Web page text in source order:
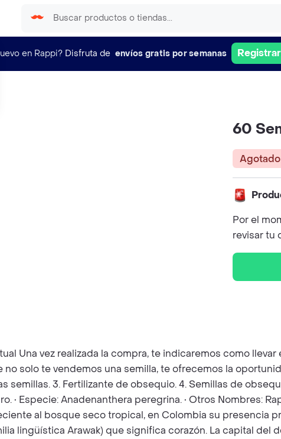
en Rappi? Disfruta de envíos gratis por semanas
60
Agotado
Por el
revisar tu
Una vez realizada la compra, te indicaremos como
solo te vendemos una semilla, te ofrecemos la
semillas. 3. Fertilizante de obsequio. 4. Semillas de
• Especie: Anadenanthera peregrina. • Otros Nombres:
al bosque seco tropical, en Colombia su presencia
lingüística Arawak) que significa corazón. La capital del